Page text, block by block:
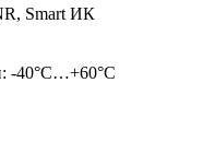
Smart ИК
-40°C…+60°C